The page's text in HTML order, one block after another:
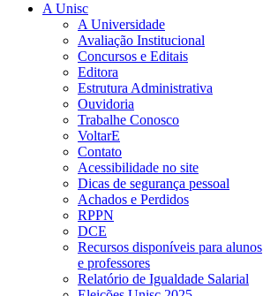
A Unisc
A Universidade
Avaliação Institucional
Concursos e Editais
Editora
Estrutura Administrativa
Ouvidoria
Trabalhe Conosco
VoltarE
Contato
Acessibilidade no site
Dicas de segurança pessoal
Achados e Perdidos
RPPN
DCE
Recursos disponíveis para alunos
e professores
Relatório de Igualdade Salarial